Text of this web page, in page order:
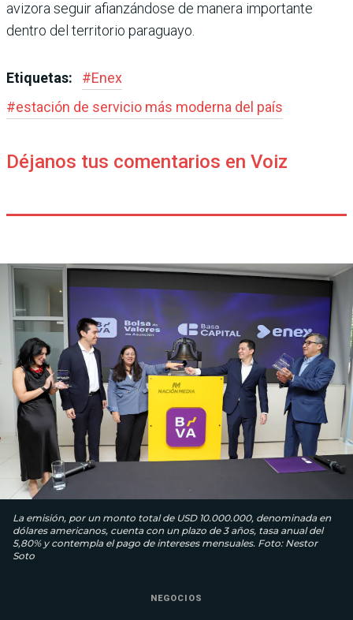
avizora seguir afianzándose de manera importante
dentro del territorio paraguayo.
Etiquetas: #Enex
#estación de servicio más moderna del país
Déjanos tus comentarios en Voiz
La emisión, por un monto total de USD 10.000.000, denominada en
dólares americanos, cuenta con un plazo de 3 años, tasa anual del
5,80% y contempla el pago de intereses mensuales. Foto: Nestor
Soto
NEGOCIOS